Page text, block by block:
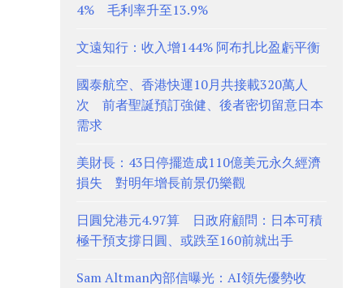
4% 毛利率升至13.9%
文遠知行：收入增144% 阿布扎比盈虧平衡
國泰航空、香港快運10月共接載320萬人
次 前者聖誕預訂強健、後者密切留意日本
需求
美財長：43日停擺造成110億美元永久經濟
損失 對明年增長前景仍樂觀
日圓兌港元4.97算 日政府顧問：日本可積
極干預支撐日圓、或跌至160前就出手
Sam Altman內部信曝光：AI領先優勢收